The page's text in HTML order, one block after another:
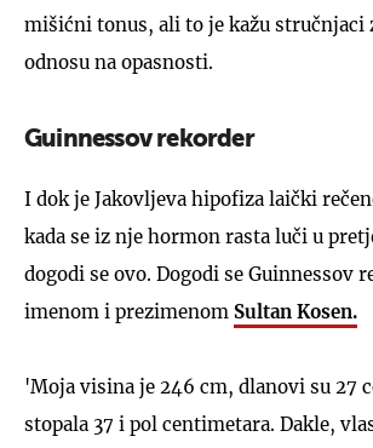
mišićni tonus, ali to je kažu stručnjaci
odnosu na opasnosti.
Guinnessov rekorder
I dok je Jakovljeva hipofiza laički
kada se iz nje hormon rasta luči u
dogodi se ovo. Dogodi se Guinnessov
imenom i prezimenom Sultan Kosen.
'Moja visina je 246 cm, dlanovi su 27
stopala 37 i pol centimetara. Dakle,